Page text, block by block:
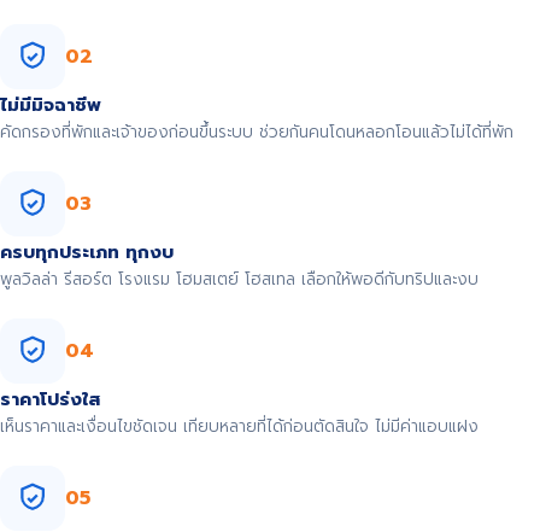
02
ไม่มีมิจฉาชีพ
คัดกรองที่พักและเจ้าของก่อนขึ้นระบบ ช่วยกันคนโดนหลอกโอนแล้วไม่ได้ที่พัก
03
ครบทุกประเภท ทุกงบ
พูลวิลล่า รีสอร์ต โรงแรม โฮมสเตย์ โฮสเทล เลือกให้พอดีกับทริปและงบ
04
ราคาโปร่งใส
เห็นราคาและเงื่อนไขชัดเจน เทียบหลายที่ได้ก่อนตัดสินใจ ไม่มีค่าแอบแฝง
05